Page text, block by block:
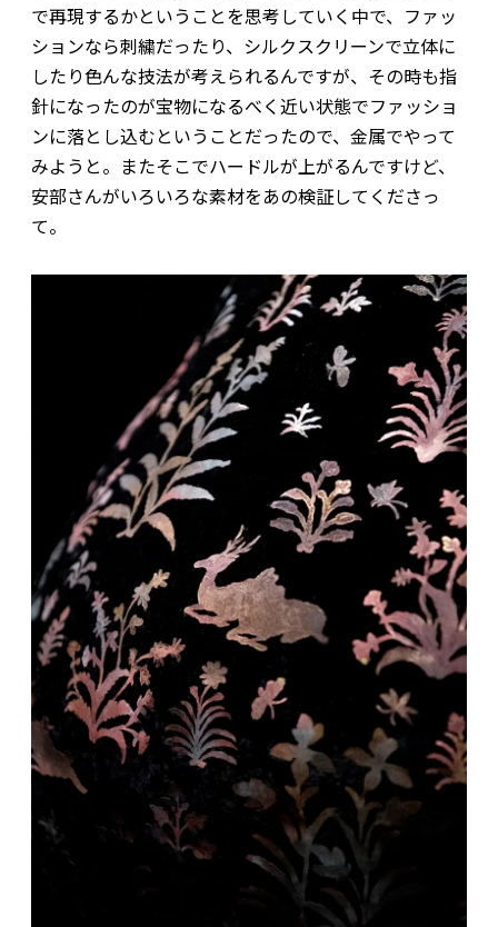
で再現するかということを思考していく中で、ファッ
ションなら刺繍だったり、シルクスクリーンで立体に
したり色んな技法が考えられるんですが、その時も指
針になったのが宝物になるべく近い状態でファッショ
ンに落とし込むということだったので、金属でやって
みようと。またそこでハードルが上がるんですけど、
安部さんがいろいろな素材をあの検証してくださっ
て。